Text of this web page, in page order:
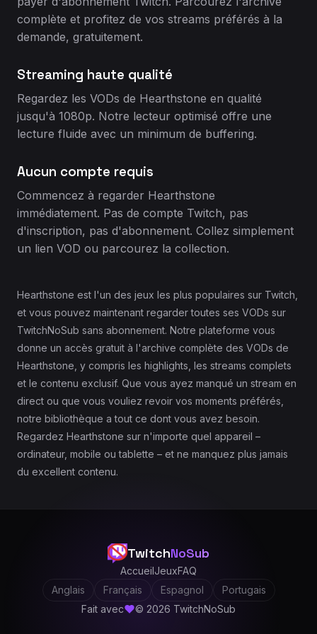
complète et profitez de vos streams préférés à la
demande, gratuitement.
Streaming haute qualité
Regardez les VODs de Hearthstone en qualité
jusqu'à 1080p. Notre lecteur optimisé offre une
lecture fluide avec un minimum de buffering.
Aucun compte requis
Commencez à regarder Hearthstone
immédiatement. Pas de compte Twitch, pas
d'inscription, pas d'abonnement. Collez simplement
un lien VOD ou parcourez la collection.
Hearthstone est l'un des jeux les plus populaires sur Twitch,
et vous pouvez maintenant regarder toutes ses VODs sur
TwitchNoSub sans abonnement. Notre plateforme vous
donne un accès gratuit à l'archive complète des VODs de
Hearthstone, y compris les highlights, les streams complets
et le contenu exclusif. Que vous ayez manqué un stream en
direct ou que vous vouliez revoir vos moments préférés,
notre bibliothèque a tout ce dont vous avez besoin.
Regardez Hearthstone sur n'importe quel appareil –
ordinateur, mobile ou tablette – et ne manquez plus jamais
du excellent contenu.
TwitchNoSub
AccueilJeuxFAQ
Anglais
Français Espagnol
Portugais
Fait avec
© 2026 TwitchNoSub